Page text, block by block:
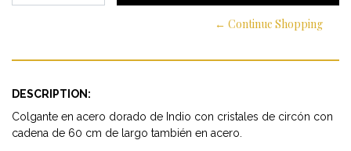
← Continue Shopping
DESCRIPTION:
Colgante en acero dorado de Indio con cristales de circón con
cadena de 60 cm de largo también en acero.